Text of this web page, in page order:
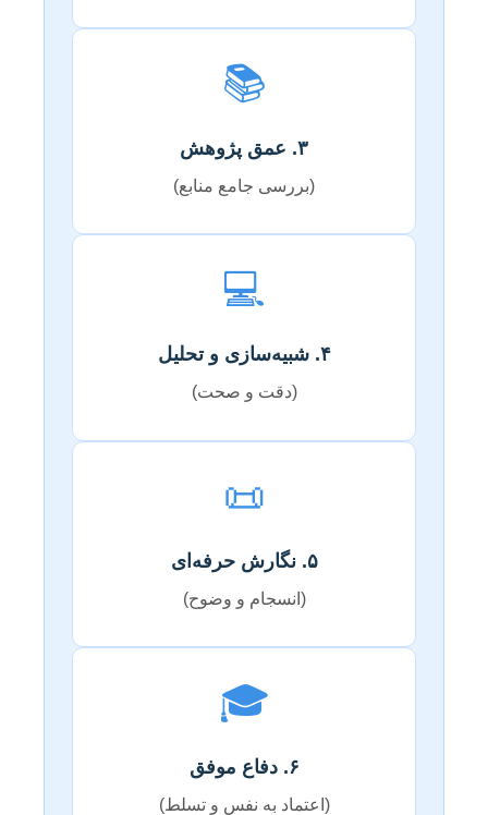
📚
۳. عمق پژوهش
(بررسی جامع منابع)
💻
۴. شبیه‌سازی و تحلیل
(دقت و صحت)
📜
۵. نگارش حرفه‌ای
(انسجام و وضوح)
🎓
۶. دفاع موفق
(اعتماد به نفس و تسلط)